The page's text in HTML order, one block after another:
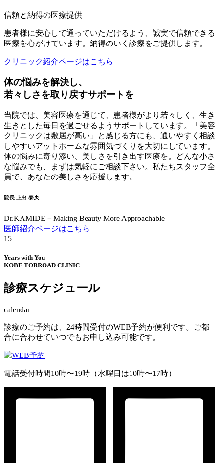
信頼と納得の医療提供
患者様に安心して通っていただけるよう、誠実で信頼できる
医療を心がけています。納得のいく診療をご提供します。
クリニック紹介ページはこちら
体の悩みを解決し、
若々しさを取り戻すサポートを
当院では、美容医療を通じて、患者様がより若々しく、生き
生きとした毎日を過ごせるようサポートしています。「美容
クリニックは敷居が高い」と感じる方にも、通いやすく相談
しやすいアットホームな雰囲気づくりを大切にしています。
体の悩みに寄り添い、美しさを引き出す医療を。どんな小さ
な悩みでも、まずは気軽にご相談下さい。私たちスタッフ全
員で、あなたの美しさを応援します。
院長 上出 泰央
Dr.KAMIDE－Making Beauty More Approachable
医師紹介ページはこちら
15
Years with You
KOBE TORROAD CLINIC
診療スケジュール
calendar
診療のご予約は、24時間受付のWEB予約が便利です。ご都
合に合わせていつでもお申し込み可能です。
電話受付時間10時〜19時（水曜日は10時〜17時）